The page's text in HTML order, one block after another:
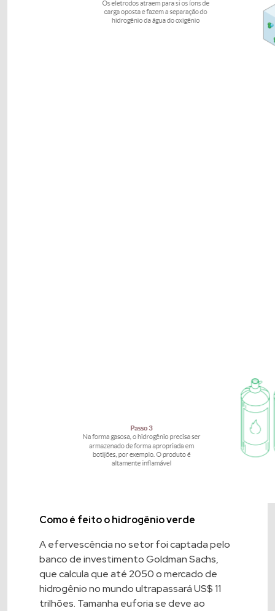
Como é feito o hidrogênio verde
A efervescência no setor foi captada pelo
banco de investimentoGoldman Sachs,
que calcula que até 2050 o mercado de
hidrogênio no mundo ultrapassará US$ 11
trilhões. Tamanha euforia se deve ao